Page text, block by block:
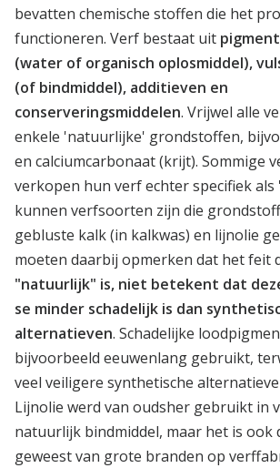
bevatten chemische stoffen die het
functioneren. Verf bestaat uit
(water of organisch oplosmiddel),
(of bindmiddel), additieven en
conserveringsmiddelen. Vrijwel alle
enkele 'natuurlijke' grondstoffen,
en calciumcarbonaat (krijt). Sommige
verkopen hun verf echter specifiek
kunnen verfsoorten zijn die
gebluste kalk (in kalkwas) en lijnolie
moeten daarbij opmerken dat het feit
"natuurlijk" is, niet betekent dat
se minder schadelijk is dan
alternatieven. Schadelijke
bijvoorbeeld eeuwenlang gebruikt,
veel veiligere synthetische
Lijnolie werd van oudsher gebruikt in
natuurlijk bindmiddel, maar het is ook
geweest van grote branden op